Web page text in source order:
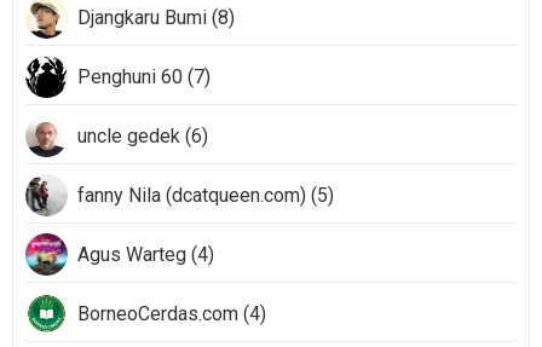
Djangkaru Bumi (8)
Penghuni 60 (7)
uncle gedek (6)
fanny Nila (dcatqueen.com) (5)
Agus Warteg (4)
BorneoCerdas.com (4)